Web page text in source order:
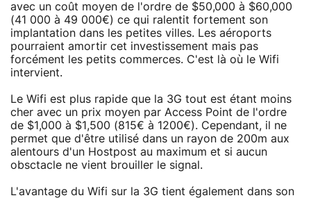
avec un coût moyen de l'ordre de $50,000 à $60,000
(41 000 à 49 000€) ce qui ralentit fortement son
implantation dans les petites villes. Les aéroports
pourraient amortir cet investissement mais pas
forcément les petits commerces. C'est là où le Wifi
intervient.
Le Wifi est plus rapide que la 3G tout est étant moins
cher avec un prix moyen par Access Point de l'ordre
de $1,000 à $1,500 (815€ à 1200€). Cependant, il ne
permet que d'être utilisé dans un rayon de 200m aux
alentours d'un Hostpost au maximum et si aucun
obsctacle ne vient brouiller le signal.
L'avantage du Wifi sur la 3G tient également dans son